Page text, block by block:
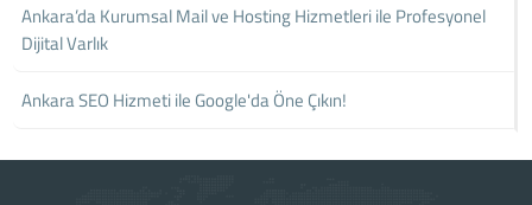
Ankara’da Kurumsal Mail ve Hosting Hizmetleri ile Profesyonel
Dijital Varlık
Ankara SEO Hizmeti ile Google'da Öne Çıkın!